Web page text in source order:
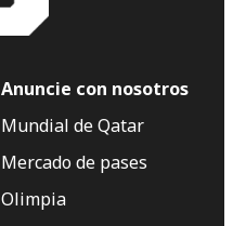
Anuncie con nosotros
Mundial de Qatar
Mercado de pases
Olimpia